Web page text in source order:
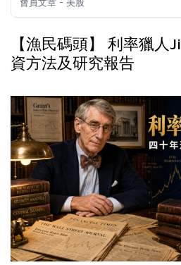
【漁民碼頭】 利率獵
資方法及研究報告